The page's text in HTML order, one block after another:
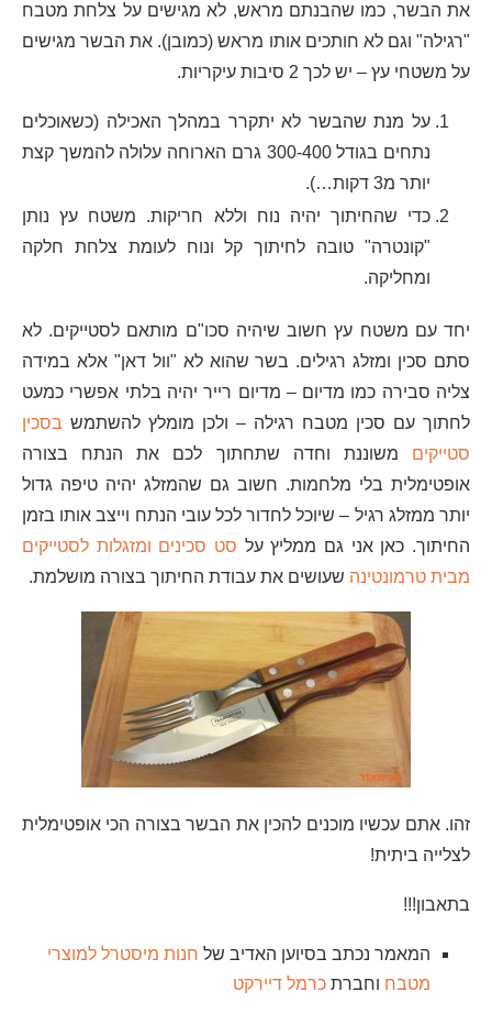
את הבשר, כמו שהבנתם מראש, לא מגישים על צלחת מטבח
"רגילה" וגם לא חותכים אותו מראש (כמובן). את הבשר מגישים
על משטחי עץ – יש לכך 2 סיבות עיקריות.
על מנת שהבשר לא יתקרר במהלך האכילה (כשאוכלים
נתחים בגודל 300-400 גרם הארוחה עלולה להמשך קצת
יותר מ3 דקות…).
כדי שהחיתוך יהיה נוח וללא חריקות. משטח עץ נותן
"קונטרה" טובה לחיתוך קל ונוח לעומת צלחת חלקה
ומחליקה.
יחד עם משטח עץ חשוב שיהיה סכו"ם מותאם לסטייקים. לא
סתם סכין ומזלג רגילים. בשר שהוא לא "וול דאן" אלא במידה
צליה סבירה כמו מדיום – מדיום רייר יהיה בלתי אפשרי כמעט
לחתוך עם סכין מטבח רגילה – ולכן מומלץ להשתמש בסכין
סטייקים משוננת וחדה שתחתוך לכם את הנתח בצורה
אופטימלית בלי מלחמות. חשוב גם שהמזלג יהיה טיפה גדול
יותר ממזלג רגיל – שיוכל לחדור לכל עובי הנתח וייצב אותו בזמן
החיתוך. כאן אני גם ממליץ על סט סכינים ומזגלות לסטייקים
מבית טרמונטינה שעושים את עבודת החיתוך בצורה מושלמת.
זהו. אתם עכשיו מוכנים להכין את הבשר בצורה הכי אופטימלית
לצלייה ביתית!
בתאבון!!!
המאמר נכתב בסיוען האדיב של חנות מיסטרל למוצרי
מטבח וחברת כרמל דיירקט